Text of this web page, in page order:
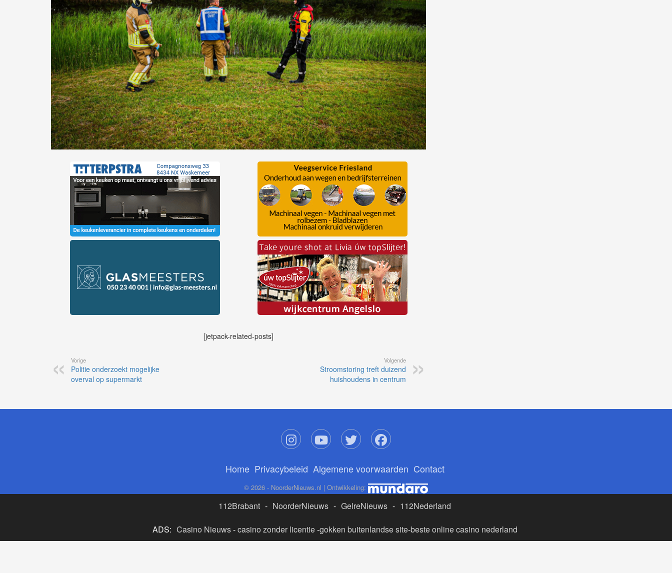
[jetpack-related-posts]
Vorige
Politie onderzoekt mogelijke
overval op supermarkt
Volgende
Stroomstoring treft duizend
huishoudens in centrum
Home Privacybeleid Algemene voorwaarden Contact
© 2026 - NoorderNieuws.nl | Ontwikkeling:
112Brabant - NoorderNieuws - GelreNieuws - 112Nederland
ADS: Casino Nieuws-casino zonder licentie-gokken buitenlandse site-beste online casino nederland